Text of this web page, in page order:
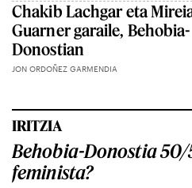
Chakib Lachgar eta
Guarner garaile, Behobia-
Donostian
JON ORDOÑEZ GARMENDIA
IRITZIA
Behobia-Donostia
feminista?